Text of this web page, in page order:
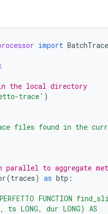
import
the local directory
trace' )
files found in the
to aggregate
(traces) as btp :
FUNCTION
ts LONG, dur LONG) AS